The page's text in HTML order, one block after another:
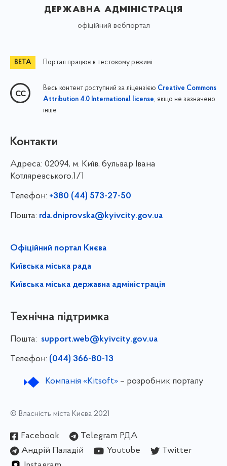
державна адміністрація
офіційний вебпортал
Портал працює в тестовому режимі
Весь контент доступний за ліцензією Creative Commons
Attribution 4.0 International license, якщо не зазначено
інше
Контакти
Адреса: 02094, м. Київ, бульвар Івана
Котляревського,1/1
Телефон: +380 (44) 573-27-50
Пошта: rda.dniprovska@kyivcity.gov.ua
Офіційний портал Києва
Київська міська рада
Київська міська державна адміністрація
Технічна підтримка
Пошта: support.web@kyivcity.gov.ua
Телефон: (044) 366-80-13
Компанія «Kitsoft»– розробник порталу
© Власність міста Києва 2021
Facebook
Telegram РДА
Андрій Паладій
Youtube
Twitter